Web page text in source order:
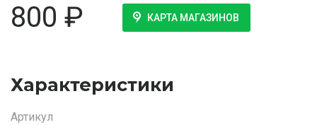
800 ₽ КАРТА МАГАЗИНОВ
Характеристики
Артикул